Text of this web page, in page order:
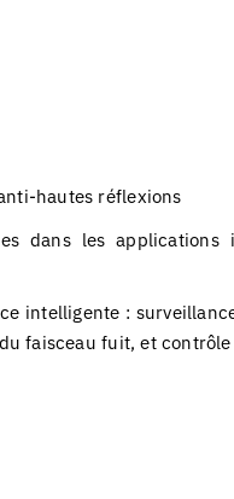
hautes réflexions
dans les
intelligente :
faisceau fuit, et